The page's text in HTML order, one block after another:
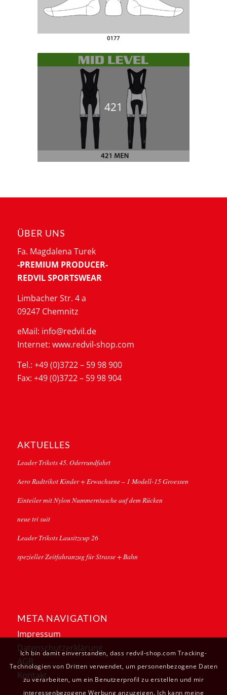
421
ÜBER UNS
Fa. Magdalena Turek
-PREMIUM PRODUCER-
REDVIL SPORTSWEAR
Limbacher Str. 4 a
09247 Chemnitz
eMail: info@redvil.de
Internet: www.redvil-shop.com
Tel.: +49 (0)3722 – 59 98 900
Fax: +49 (0)3722 – 59 98 904
AKTUELLES
Leader Trikots 45. Oderrundfahrt
Aero Radtrikot Kinder + Erwachsene – 1 Modell-15 Groessen
Einteiler mit Nylon Nummerntasche auf dem Rücken
neue tri suit
Leader Trikots Lausitzcup 26
spezieller Zeitfahranzug für Strasse + Bahn
META NAVIGATION
Impressum
Datenschutzerklärung
AGB
Kontakt
Ich bin damit einverstanden, dass redvil-shop.com Tracking-
Technologien von Dritten verwendet, um personenbezogene Daten
zu verarbeiten, um ein Benutzerprofil zu erstellen und mir
interessenbezogene Werbung anzuzeigen. Ich kann meine